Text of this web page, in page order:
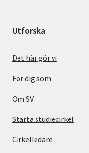
Utforska
Det här gör vi
För dig som
Om SV
Starta studiecirkel
Cirkelledare